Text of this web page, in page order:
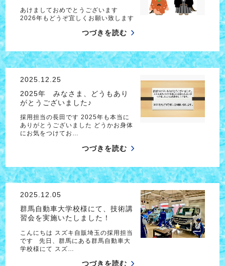
あけましておめでとうございます
2026年もどうぞ宜しくお願い致します
つづきを読む
2025.12.25
2025年 みなさま、どうもあり
がとうございました♪
採用担当の長田です 2025年も本当に
ありがとうございました どうかお身体
にお気をつけてお…
つづきを読む
2025.12.05
群馬自動車大学校様にて、技術講
習会を実施いたしました！
こんにちは スズキ自販埼玉の採用担当
です 先日、群馬にある群馬自動車大
学校様にて スズ…
つづきを読む